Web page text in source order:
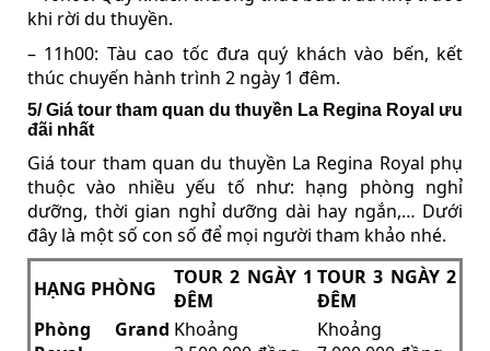
khi rời du thuyền.
– 11h00: Tàu cao tốc đưa quý khách vào bến, kết
thúc chuyến hành trình 2 ngày 1 đêm.
5/ Giá tour tham quan du thuyền La Regina Royal ưu
đãi nhất
Giá tour tham quan du thuyền La Regina Royal phụ
thuộc vào nhiều yếu tố như: hạng phòng nghỉ
dưỡng, thời gian nghỉ dưỡng dài hay ngắn,… Dưới
đây là một số con số để mọi người tham khảo nhé.
HẠNG PHÒNG
TOUR 2 NGÀY 1
ĐÊM
TOUR 3 NGÀY 2
ĐÊM
Phòng Grand Khoảng
Khoảng